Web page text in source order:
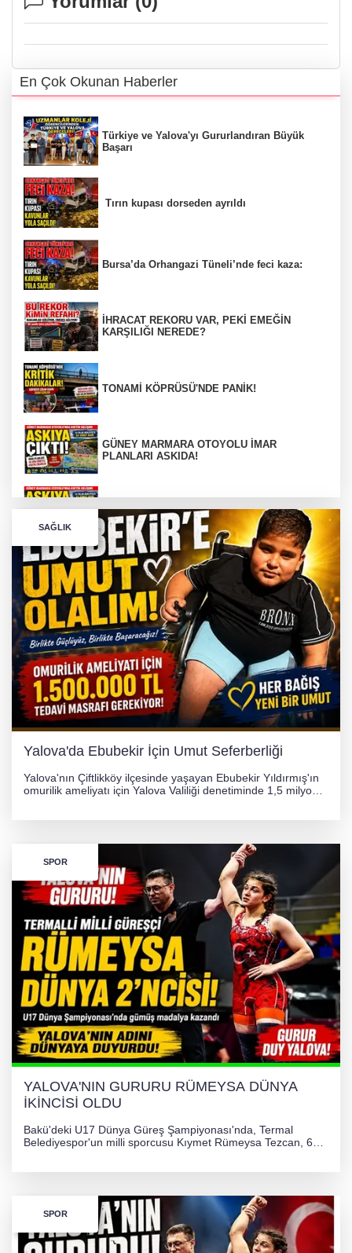
En Çok Okunan Haberler
Türkiye ve Yalova'yı Gururlandıran Büyük
Başarı
Tırın kupası dorseden ayrıldı
Bursa’da Orhangazi Tüneli’nde feci kaza:
İHRACAT REKORU VAR, PEKİ EMEĞİN
KARŞILIĞI NEREDE?
TONAMİ KÖPRÜSÜ'NDE PANİK!
GÜNEY MARMARA OTOYOLU İMAR
PLANLARI ASKIDA!
PLANLARI ASKIDA!
256 PARÇA ESER ELE GEÇİRİLDİ
Görüntüler yapay zekamı ?
Otomobil Hurdaya Döndü
SAĞLIK
Yalova'da Ebubekir İçin Umut Seferberliği
Yalova'nın Çiftlikköy ilçesinde yaşayan Ebubekir Yıldırmış'ın
omurilik ameliyatı için Yalova Valiliği denetiminde 1,5 milyon
SPOR
YALOVA'NIN GURURU RÜMEYSA DÜNYA
İKİNCİSİ OLDU
Bakü'deki U17 Dünya Güreş Şampiyonası'nda, Termal
Belediyespor'un milli sporcusu Kıymet Rümeysa Tezcan, 69
SPOR